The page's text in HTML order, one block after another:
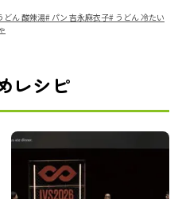
どん 酸辣湯#パン 吉永麻衣子# うどん 冷たい
レシピ